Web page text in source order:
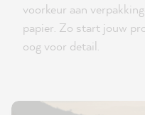
voorkeur aan
papier. Zo start jouw
oog voor detail.